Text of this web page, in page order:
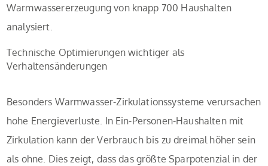
Warmwassererzeugung von knapp 700 Haushalten
analysiert.
Technische Optimierungen wichtiger als
Verhaltensänderungen
Besonders Warmwasser-Zirkulationssysteme verursachen
hohe Energieverluste. In Ein-Personen-Haushalten mit
Zirkulation kann der Verbrauch bis zu dreimal höher sein
als ohne. Dies zeigt, dass das größte Sparpotenzial in der